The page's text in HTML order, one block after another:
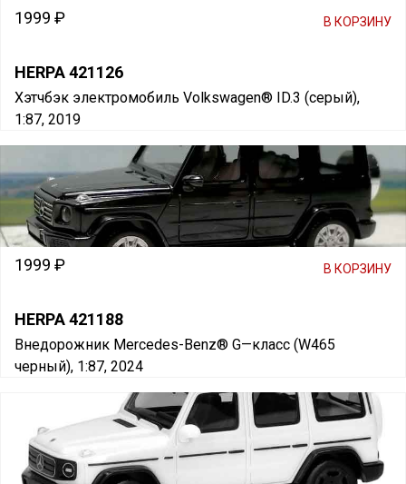
HERPA 421126
Хэтчбэк электромобиль Volkswagen® ID.3 (серый),
1:87, 2019
1999 ₽ В КОРЗИНУ
HERPA 421188
Внедорожник Mercedes-Benz® G—класс (W465
черный), 1:87, 2024
1999 ₽ В КОРЗИНУ